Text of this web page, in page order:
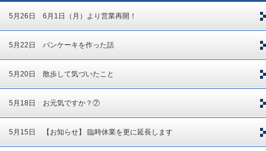
5月26日 6月1日（月）より営業再開！
5月22日 パンケーキを作った話
5月20日 散歩して気づいたこと
5月18日 お元気ですか？⑦
5月15日 【お知らせ】 臨時休業を更に延長します